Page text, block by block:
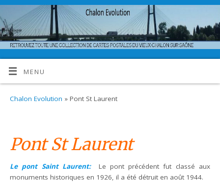
MENU
Chalon Evolution » Pont St Laurent
Pont St Laurent
Le pont Saint Laurent:
Le pont précédent fut classé aux
monuments historiques en 1926, il a été détruit en août 1944.